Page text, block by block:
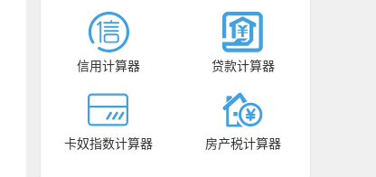
信用计算器 贷款计算器
卡奴指数计算器 房产税计算器